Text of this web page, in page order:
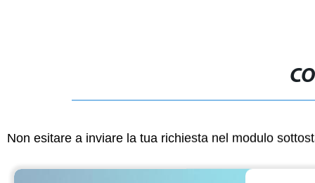
Non esitare a inviare la tua richiesta nel modulo